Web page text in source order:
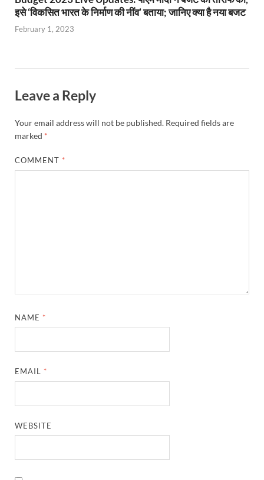
इसे ‘विकसित भारत के निर्माण की नींव’ बताया; जानिए क्या है नया बजट
February 1, 2023
Leave a Reply
Your email address will not be published. Required fields are
marked *
COMMENT *
NAME *
EMAIL *
WEBSITE